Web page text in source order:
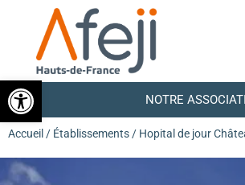
Ouvrir la barreNOTRE
Accueil / Établissements / Hopital de jour